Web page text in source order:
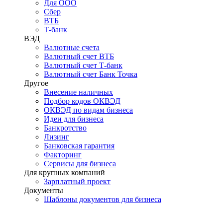
Для ООО
Сбер
ВТБ
Т-банк
ВЭД
Валютные счета
Валютный счет ВТБ
Валютный счет Т-банк
Валютный счет Банк Точка
Другое
Внесение наличных
Подбор кодов ОКВЭД
ОКВЭД по видам бизнеса
Идеи для бизнеса
Банкротство
Лизинг
Банковская гарантия
Факторинг
Сервисы для бизнеса
Для крупных компаний
Зарплатный проект
Документы
Шаблоны документов для бизнеса